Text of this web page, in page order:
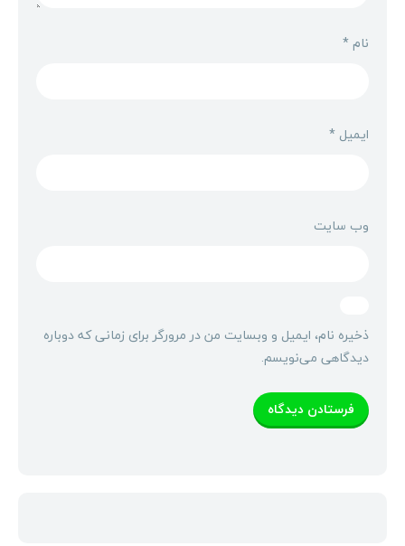
نام*
ایمیل *
وب‌ سایت
ذخیره نام، ایمیل و وبسایت من در مرورگر برای زمانی که دوباره
دیدگاهی می‌نویسم.